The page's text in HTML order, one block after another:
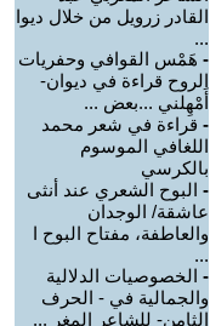
القادر زرويل من خلال ديوا
...
- هَمْس القوافي وحفريات
الروح قراءة في ديوان-
أَمْهِلني ...بعض ...
- قراءة في شعر محمد
اللغافي الموسوم
بالكرسي
- البوح الشعري عند أنثى
عاشقة/ الوجدان
والعاطفة، مفتاح البوح ا
...
- الخصوصيات الدلالية
والجمالية في - الحرف
الثامن- للشاعر المغر ...